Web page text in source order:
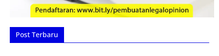
Post Terbaru